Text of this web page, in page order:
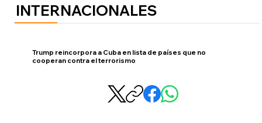
INTERNACIONALES
Trump reincorpora a Cuba en lista de países que no
cooperan contra el terrorismo